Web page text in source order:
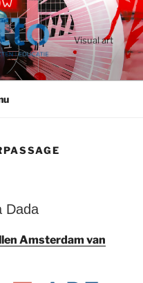
Visual art
Dada
Amsterdam van